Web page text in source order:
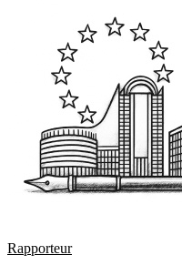
Rapporteur